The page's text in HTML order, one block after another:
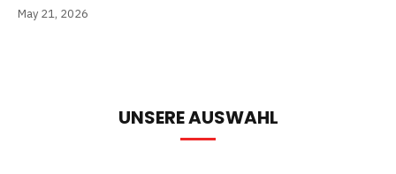
May 21, 2026
UNSERE AUSWAHL